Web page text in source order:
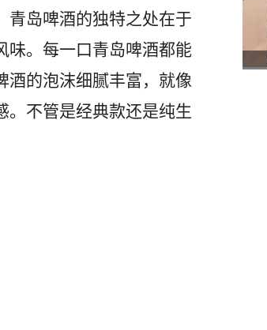
青岛啤酒的独特之处在于
味。每一口青岛啤酒都能
酒的泡沫细腻丰富，就像
。不管是经典款还是纯生